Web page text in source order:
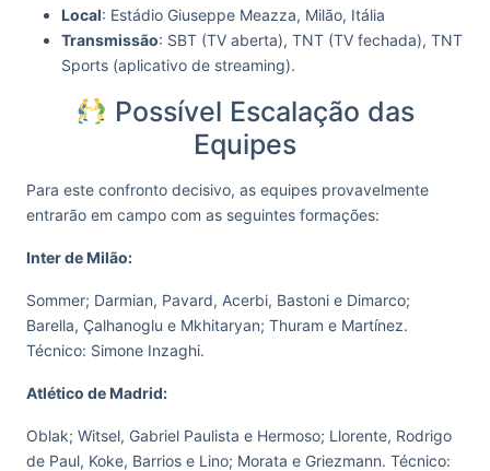
Local: Estádio Giuseppe Meazza, Milão, Itália
Transmissão: SBT (TV aberta), TNT (TV fechada), TNT
Sports (aplicativo de streaming).
Possível Escalação das
Equipes
Para este confronto decisivo, as equipes provavelmente
entrarão em campo com as seguintes formações:
Inter de Milão:
Sommer; Darmian, Pavard, Acerbi, Bastoni e Dimarco;
Barella, Çalhanoglu e Mkhitaryan; Thuram e Martínez.
Técnico: Simone Inzaghi.
Atlético de Madrid:
Oblak; Witsel, Gabriel Paulista e Hermoso; Llorente, Rodrigo
de Paul, Koke, Barrios e Lino; Morata e Griezmann. Técnico: